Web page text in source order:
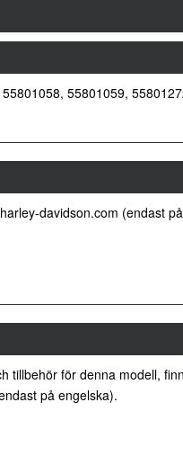
55801059,
davidson.com (endast
tillbehör för denna modell,
på engelska).